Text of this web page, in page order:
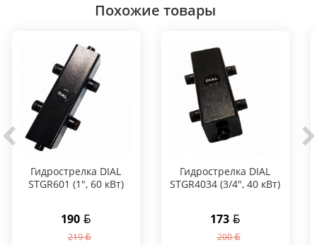
Похожие товары
Гидрострелка DIAL
STGR601 (1", 60 кВт)
190
219
Гидрострелка DIAL
STGR4034 (3/4", 40 кВт)
173
200